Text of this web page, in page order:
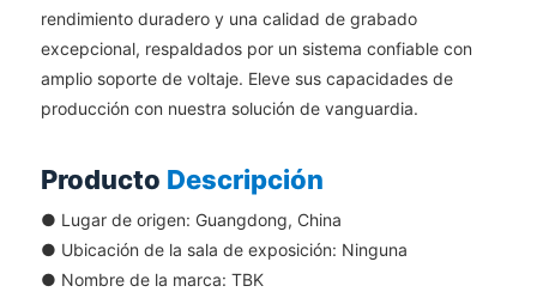
rendimiento duradero y una calidad de grabado
excepcional, respaldados por un sistema confiable con
amplio soporte de voltaje. Eleve sus capacidades de
producción con nuestra solución de vanguardia.
Producto Descripción
● Lugar de origen: Guangdong, China
● Ubicación de la sala de exposición: Ninguna
● Nombre de la marca: TBK